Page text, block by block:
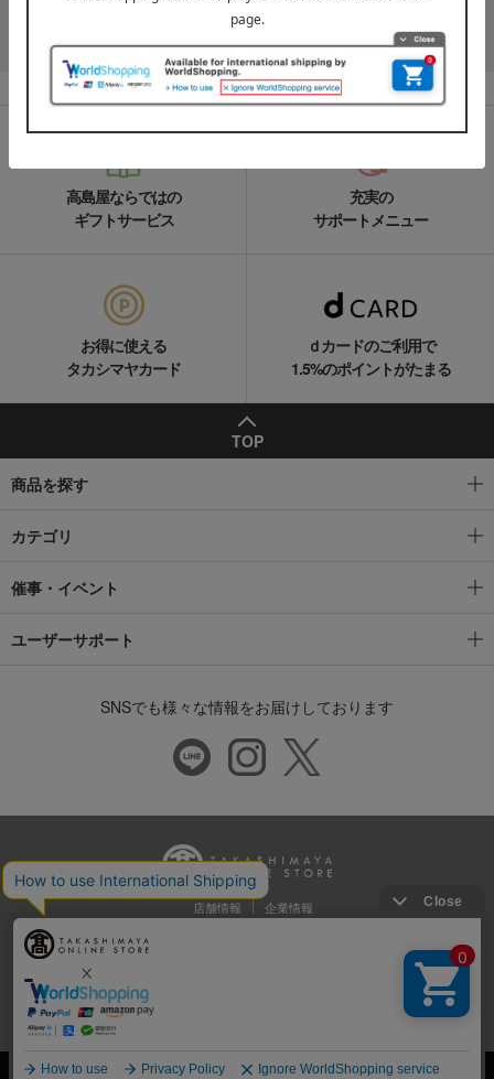
LINEの友達追加をする
高島屋ならではの
ギフトサービス
充実の
サポートメニュー
お得に使える
タカシマヤカード
ｄカードのご利用で
1.5%のポイントがたまる
TOP
商品を探す
カテゴリ
催事・イベント
ユーザーサポート
SNSでも様々な情報をお届けしております
店舗情報 企業情報
推奨環境 特定商取引法に基づく表示
プライバシーポリシー
Cookie等の第三者提供について
ウェブアクセシビリティ方針